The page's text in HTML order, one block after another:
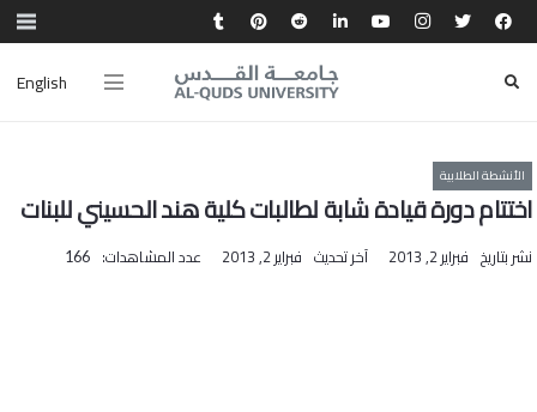
English
الأنشطة الطلابية
اختتام دورة قيادة شابة لطالبات كلية هند الحسيني للبنات
نشر بتاريخ فبراير 2, 2013 آخر تحديث فبراير 2, 2013 عدد المشاهدات: 166